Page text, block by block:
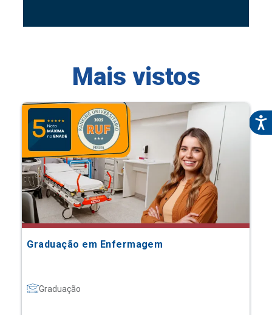
Mais vistos
Graduação em Enfermagem
Graduação